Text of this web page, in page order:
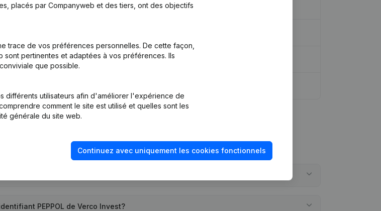
Modifications, …) - Divers - Demissions - Nominations(NL)
PEPPOL de Verco Invest?
placés par Companyweb et des tiers, ont des objectifs
trace de vos préférences personnelles. De cette façon,
pertinentes et adaptées à vos préférences. Ils
que possible.
différents utilisateurs afin d'améliorer l'expérience de
comment le site est utilisé et quelles sont les
générale du site web.
Continuez avec uniquement les cookies fonctionnels